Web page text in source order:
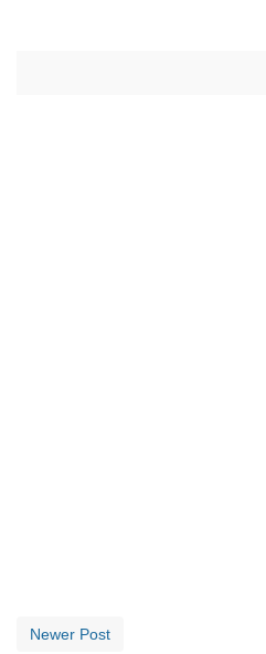
Newer Post